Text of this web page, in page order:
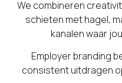
We combineren
schieten met hagel,
kanalen waar
Employer branding
consistent uitdragen